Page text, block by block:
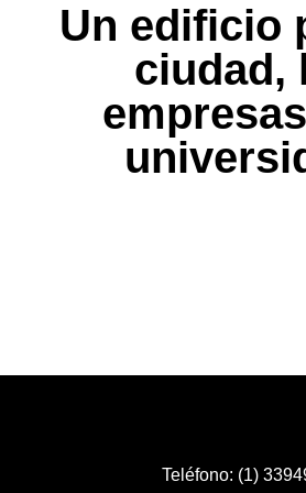
Un edificio
ciudad,
Teléfono: (1)